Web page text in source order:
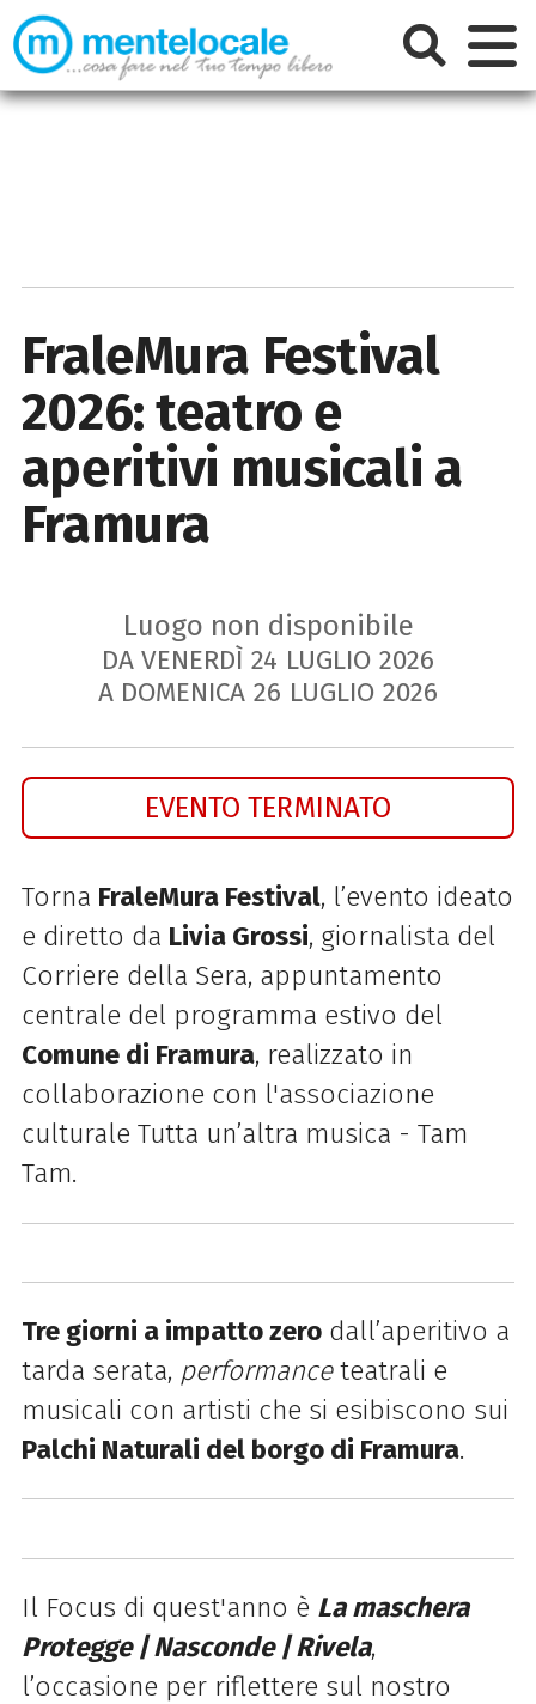
FraleMura Festival
2026: teatro e
aperitivi musicali a
Framura
Luogo non disponibile
DA VENERDÌ 24 LUGLIO 2026
A DOMENICA 26 LUGLIO 2026
EVENTO TERMINATO
Torna FraleMura Festival, l’evento ideato
e diretto da Livia Grossi, giornalista del
Corriere della Sera, appuntamento
centrale del programma estivo del
Comune di Framura, realizzato in
collaborazione con l'associazione
culturale Tutta un’altra musica - Tam
Tam.
Tre giorni a impatto zerodall’aperitivo a
tarda serata, performanceteatrali e
musicali con artisti che si esibiscono sui
Palchi Naturali del borgo di Framura.
Il Focus di quest'anno è La maschera
Protegge | Nasconde | Rivela,
l’occasione per riflettere sul nostro